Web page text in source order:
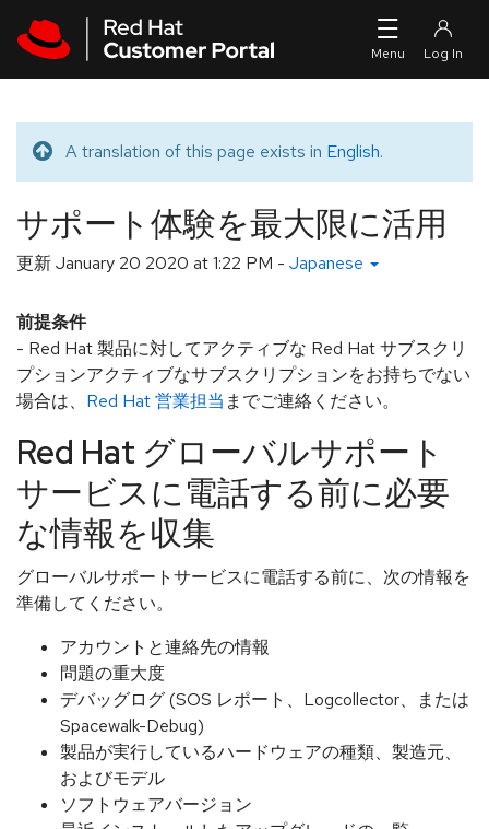
Translated message
A translation of this page exists in English.
サポート体験を最大限に活用
更新January 20 2020 at 1:22 PM - Japanese
前提条件
- Red Hat 製品に対してアクティブな Red Hat サブスクリ
プションアクティブなサブスクリプションをお持ちでない
場合は、 Red Hat 営業担当 までご連絡ください。
Red Hat グローバルサポート
サービスに電話する前に必要
な情報を収集
グローバルサポートサービスに電話する前に、次の情報を
準備してください。
アカウントと連絡先の情報
問題の重大度
デバッグログ (SOS レポート、Logcollector、または
Spacewalk-Debug)
製品が実行しているハードウェアの種類、製造元、
およびモデル
ソフトウェアバージョン